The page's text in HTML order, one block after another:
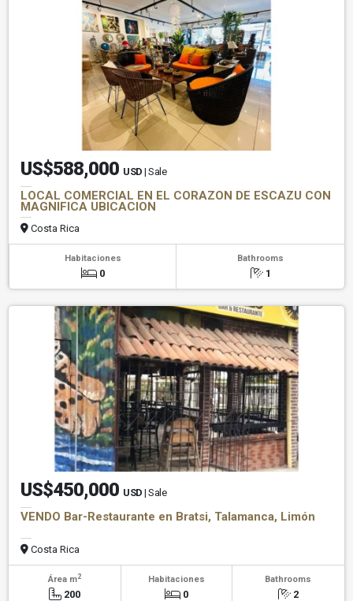
US$588,000 USD | Sale
LOCAL COMERCIAL EN EL CORAZON DE ESCAZU CON
MAGNIFICA UBICACION
Costa Rica
Habitaciones
0
Bathrooms
1
US$450,000 USD | Sale
VENDO Bar-Restaurante en Bratsi, Talamanca, Limón
Costa Rica
Área m2
200
Habitaciones
0
Bathrooms
2